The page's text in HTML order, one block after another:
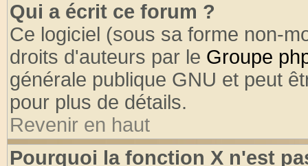
Qui a écrit ce forum ?
Ce logiciel (sous sa forme non-
droits d'auteurs par le Groupe
générale publique GNU et peut
pour plus de détails.
Revenir en haut
Pourquoi la fonction X n'est